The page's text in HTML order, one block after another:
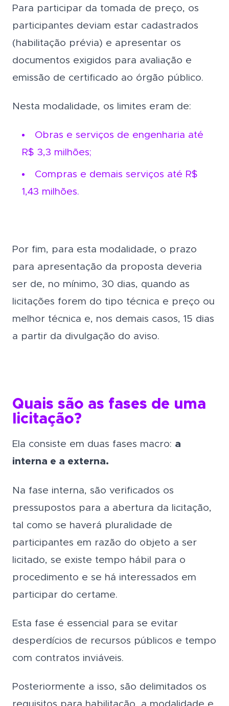
Para participar da tomada de preço, os
participantes deviam estar cadastrados
(habilitação prévia) e apresentar os
documentos exigidos para avaliação e
emissão de certificado ao órgão público.
Nesta modalidade, os limites eram de:
Obras e serviços de engenharia até
R$ 3,3 milhões;
Compras e demais serviços até R$
1,43 milhões.
Por fim, para esta modalidade, o prazo
para apresentação da proposta deveria
ser de, no mínimo, 30 dias, quando as
licitações forem do tipo técnica e preço ou
melhor técnica e, nos demais casos, 15 dias
a partir da divulgação do aviso.
Quais são as fases de uma
licitação?
Ela consiste em duas fases macro: a
interna e a externa.
Na fase interna, são verificados os
pressupostos para a abertura da licitação,
tal como se haverá pluralidade de
participantes em razão do objeto a ser
licitado, se existe tempo hábil para o
procedimento e se há interessados em
participar do certame.
Esta fase é essencial para se evitar
desperdícios de recursos públicos e tempo
com contratos inviáveis.
Posteriormente a isso, são delimitados os